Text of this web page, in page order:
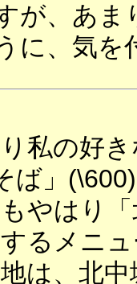
が、あま
に、気を
私の好
ば」
やはり
るメニ
は、北